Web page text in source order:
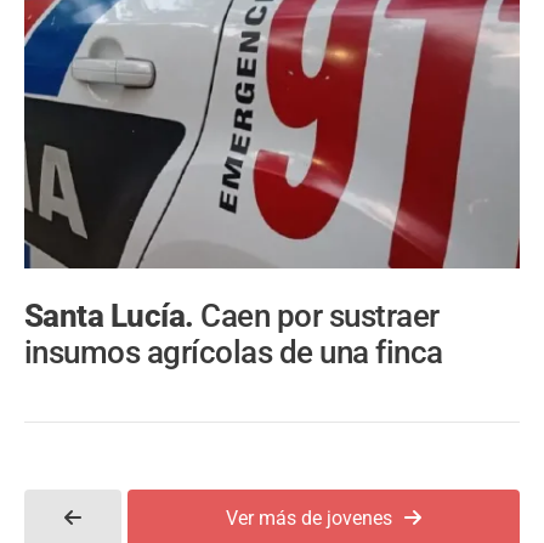
Santa Lucía. Caen por sustraer
insumos agrícolas de una finca
Ver más de jovenes